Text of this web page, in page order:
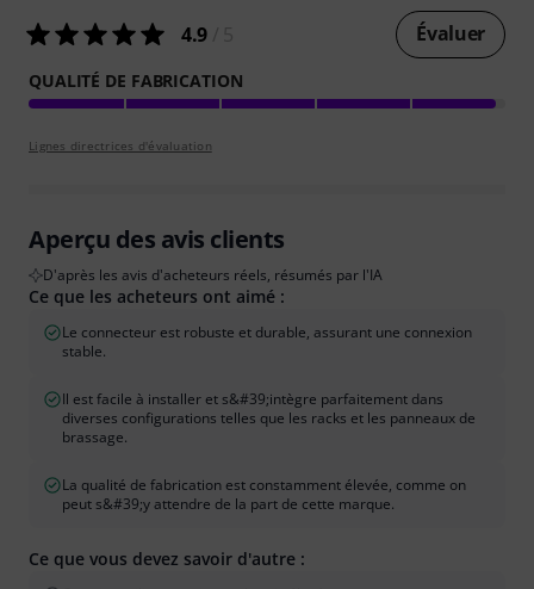
4.9 Évaluer
QUALITÉ DE FABRICATION
Lignes directrices d'évaluation
Aperçu des avis clients
D'après les avis d'acheteurs réels, résumés par l'IA
Ce que les acheteurs ont aimé :
Le connecteur est robuste et durable, assurant une connexion
stable.
Il est facile à installer et s&#39;intègre parfaitement dans
diverses configurations telles que les racks et les panneaux de
brassage.
La qualité de fabrication est constamment élevée, comme on
peut s&#39;y attendre de la part de cette marque.
Ce que vous devez savoir d'autre :